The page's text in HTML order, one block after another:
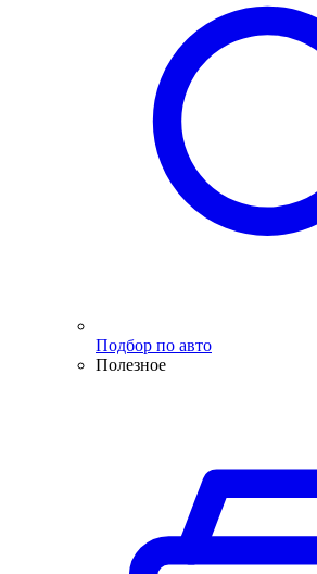
Подбор по авто
Полезное